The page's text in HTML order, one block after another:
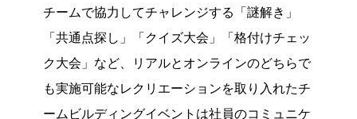
チームで協力してチャレンジする「謎解き」
「共通点探し」「クイズ大会」「格付けチェッ
ク大会」など、リアルとオンラインのどちらで
も実施可能なレクリエーションを取り入れたチ
ームビルディングイベントは社員のコミュニケ